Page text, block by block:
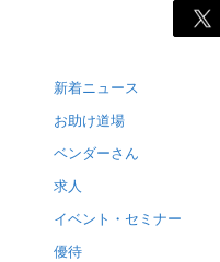
新着ニュース
お助け道場
ベンダーさん
求人
イベント・セミナー
優待